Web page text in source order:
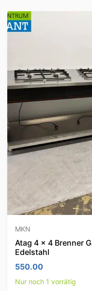
MKN
Atag 4 x 4 Brenner
Edelstahl
550.00
Nur noch 1 vorrätig